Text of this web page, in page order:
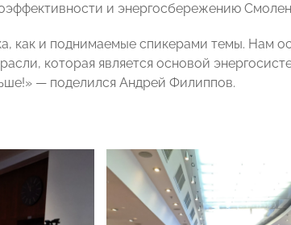
и энергосбережению
как и поднимаемые спикерами темы. Нам
которая является основой
— поделился Андрей Филиппов.